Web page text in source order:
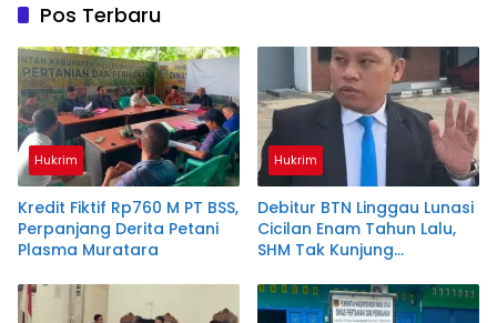
Pos Terbaru
Hukrim
Kredit Fiktif Rp760 M PT BSS,
Perpanjang Derita Petani
Plasma Muratara
Hukrim
Debitur BTN Linggau Lunasi
Cicilan Enam Tahun Lalu,
SHM Tak Kunjung